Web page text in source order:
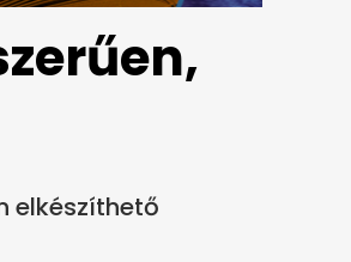
elkészíthető